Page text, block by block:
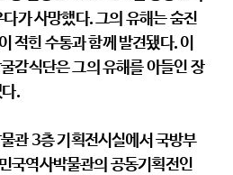
가 사망했다. 그의 유해는 숨진
적힌 수통과 함께 발견됐다. 이
감식단은 그의 유해를 아들인 장
.
관 3층 기획전시실에서 국방부
국역사박물관의 공동기획전인